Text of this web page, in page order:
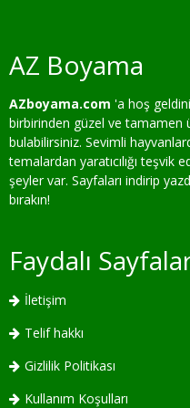
AZ Boyama
AZboyama.com 'a hoş
birbirinden güzel ve tamamen
bulabilirsiniz. Sevimli
temalardan yaratıcılığı teşvik
şeyler var. Sayfaları indirip
bırakın!
Faydalı
İletişim
Telif hakkı
Gizlilik Politikası
Kullanım Koşulları